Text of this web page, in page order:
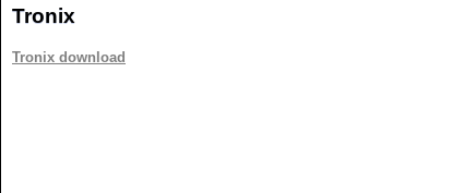
Tronix
Tronix download